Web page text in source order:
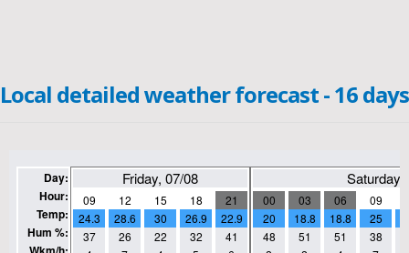
Local detailed weather forecast - 16 days